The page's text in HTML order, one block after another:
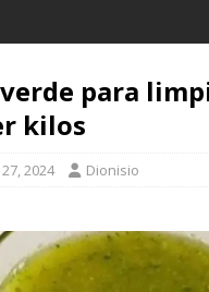
para
kilos
2024 Dionisio